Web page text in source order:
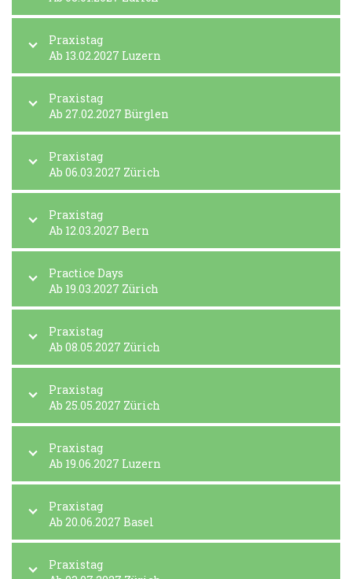
Praxistag
Ab 13.02.2027 Luzern
Praxistag
Ab 27.02.2027 Bürglen
Praxistag
Ab 06.03.2027 Zürich
Praxistag
Ab 12.03.2027 Bern
Practice Days
Ab 19.03.2027 Zürich
Praxistag
Ab 08.05.2027 Zürich
Praxistag
Ab 25.05.2027 Zürich
Praxistag
Ab 19.06.2027 Luzern
Praxistag
Ab 20.06.2027 Basel
Praxistag